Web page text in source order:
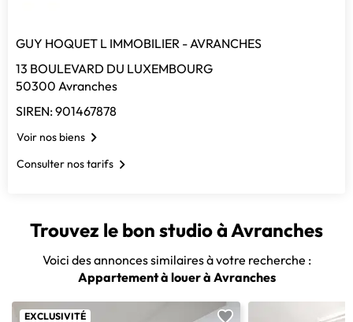
GUY HOQUET L IMMOBILIER - AVRANCHES
13 BOULEVARD DU LUXEMBOURG
50300 Avranches
SIREN: 901467878
Voir nos biens
Consulter nos tarifs
Trouvez le bon studio à Avranches
Voici des annonces similaires à votre recherche :
Appartement à louer à Avranches
EXCLUSIVITÉ